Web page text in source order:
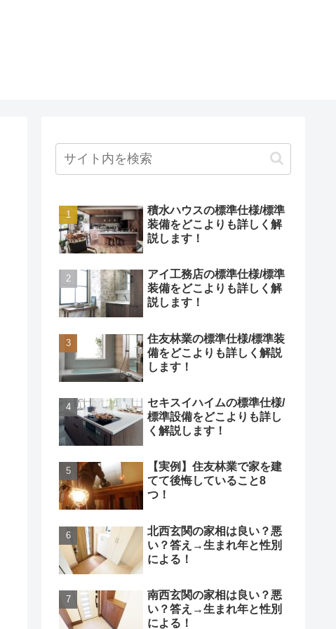
積水ハウスの標準仕様/標準
装備をどこよりも詳しく解
説します！
アイ工務店の標準仕様/標準
装備をどこよりも詳しく解
説します！
住友林業の標準仕様/標準装
備をどこよりも詳しく解説
します！
セキスイハイムの標準仕様/
標準設備をどこよりも詳し
く解説します！
【実例】住友林業で家を建
てて後悔していること8
つ！
北西玄関の家相は良い？悪
い？答え→生まれ年と性別
による！
南西玄関の家相は良い？悪
い？答え→生まれ年と性別
による！